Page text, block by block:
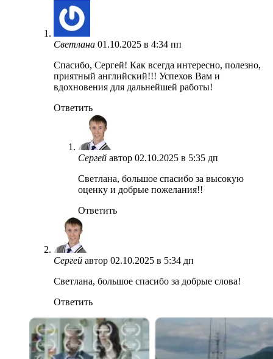
Светлана 01.10.2025 в 4:34 пп
Спасибо, Сергей! Как всегда интересно, полезно,
приятный английский!!! Успехов Вам и
вдохновения для дальнейшей работы!
Ответить
Сергей автор 02.10.2025 в 5:35 дп
Светлана, большое спасибо за высокую
оценку и добрые пожелания!!
Ответить
Сергей автор 02.10.2025 в 5:34 дп
Светлана, большое спасибо за добрые слова!
Ответить